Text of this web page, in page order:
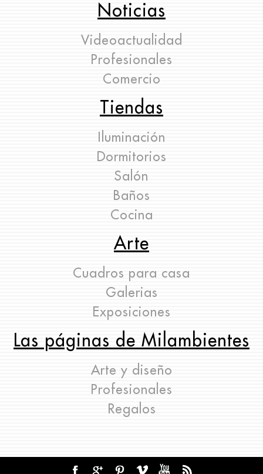
Noticias
Videoactualidad
Profesionales
Comercio
Tiendas
Iluminación
Dormitorios
Salón
Baños
Cocina
Arte
Cuadros para casa
Galerias
Exposiciones
Las páginas de Milambientes
Arte y diseño
Profesionales
Regalos